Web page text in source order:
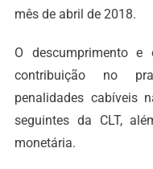
mês de abril de 2018.
O descumprimento
contribuição no
penalidades cabíveis
seguintes da CLT,
monetária.